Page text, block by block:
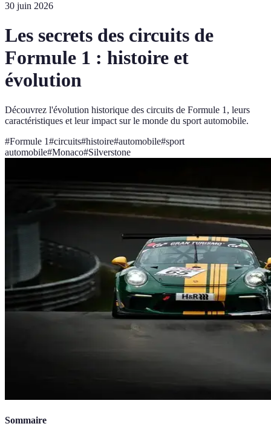
30 juin 2026
Les secrets des circuits de
Formule 1 : histoire et
évolution
Découvrez l'évolution historique des circuits de Formule 1, leurs
caractéristiques et leur impact sur le monde du sport automobile.
#Formule 1#circuits#histoire#automobile#sport
automobile#Monaco#Silverstone
Sommaire